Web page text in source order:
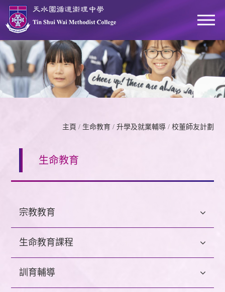
主頁 / 生命教育 / 升學及就業輔導 / 校董師友計劃
生命教育
宗教教育
生命教育課程
訓育輔導